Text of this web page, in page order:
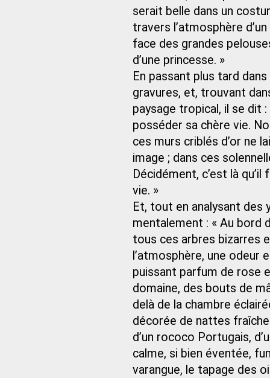
serait belle dans un
travers l’atmosphère
face des grandes
d’une princesse. »
En passant plus tard
gravures, et, trouvant
paysage tropical, il se dit :
posséder sa chère vie.
ces murs criblés d’or ne
image ; dans ces
Décidément, c’est là
vie. »
Et, tout en analysant des
mentalement : « Au bord
tous ces arbres bizarres
l’atmosphère, une odeur
puissant parfum de rose
domaine, des bouts de
delà de la chambre
décorée de nattes
d’un rococo Portugais,
calme, si bien éventée,
varangue, le tapage des